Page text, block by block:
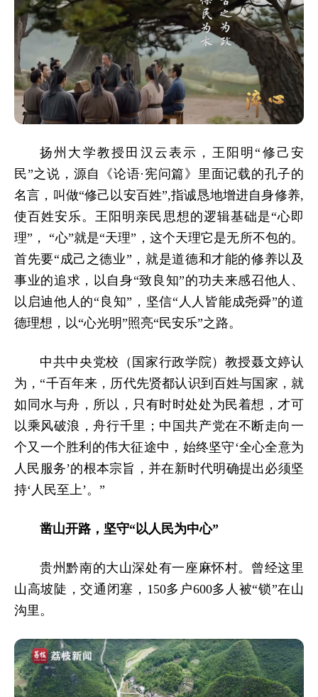
扬州大学教授田汉云表示，王阳明“修己安
民”之说，源自《论语·宪问篇》里面记载的孔子的
名言，叫做“修己以安百姓”,指诚恳地增进自身修养,
使百姓安乐。王阳明亲民思想的逻辑基础是“心即
理”， “心”就是“天理”，这个天理它是无所不包的。
首先要“成己之德业”，就是道德和才能的修养以及
事业的追求，以自身“致良知”的功夫来感召他人、
以启迪他人的“良知”，坚信“人人皆能成尧舜”的道
德理想，以“心光明”照亮“民安乐”之路。
中共中央党校（国家行政学院）教授聂文婷认
为，“千百年来，历代先贤都认识到百姓与国家，就
如同水与舟，所以，只有时时处处为民着想，才可
以乘风破浪，舟行千里；中国共产党在不断走向一
个又一个胜利的伟大征途中，始终坚守‘全心全意为
人民服务’的根本宗旨，并在新时代明确提出必须坚
持‘人民至上’。”
凿山开路，坚守“以人民为中心”
贵州黔南的大山深处有一座麻怀村。曾经这里
山高坡陡，交通闭塞，150多户600多人被“锁”在山
沟里。